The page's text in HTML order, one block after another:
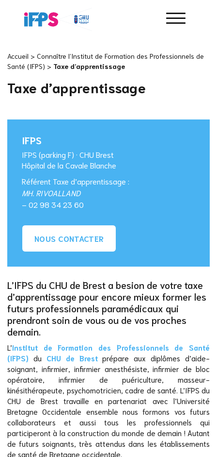
Accueil > Connaître l’Institut de Formation des Professionnels de
Santé (IFPS) > Taxe d’apprentissage
Taxe d’apprentissage
IFPS
IFPS (parking F) · CHU Brest
Hôpital de la Cavale Blanche
Référent Taxe d’apprentissage :
MH. RIVOALLAND
– 02 98 34 23 60
NOUS CONTACTER
L’IFPS du CHU de Brest a besion de votre taxe
d’apprentissage pour encore mieux former les
futurs professionnels paramédicaux qui
prendront soin de vous ou de vos proches
demain.
L’Institut de Formation des Professionnels de Santé
(IFPS) du CHU de Brestprépare aux diplômes d’aide-
soignant, infirmier, infirmier anesthésiste, infirmier de bloc
opératoire, infirmier de puériculture, masseur-
kinésithérapeute, psychomotricien, cadre de santé. L’IFPS du
CHU de Brest travaille en partenariat avec l’Université
Bretagne Occidentale ensemble nous formons vos futurs
collaborateurs et aussi tous les professionnels qui
participeront à la construction du monde de demain ! Autant
de futurs soignants, très attendus dans les établissements
de santé de Bretagne occidentale.